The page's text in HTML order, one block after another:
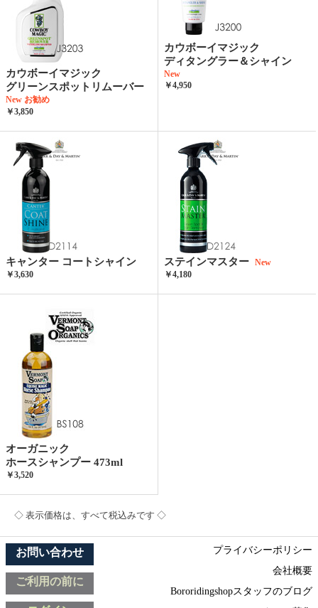
カウボーイマジック
グリーンスポットリムーバー
New お勧め
￥3,850
カウボーイマジック
ディタングラー＆シャイン
New
￥4,950
キャンター コートシャイン
￥3,630
ステインマスター New
￥4,180
オーガニック
ホースシャンプー 473ml
￥3,520
◇ 表示価格は、すべて税込みです ◇
お問い合わせ
ご利用の前に
プライバシーポリシー
会社概要
Bororidingshopスタッフのブログ